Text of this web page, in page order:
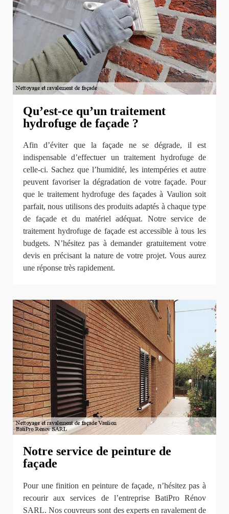
Qu’est-ce qu’un traitement
hydrofuge de façade ?
Afin d’éviter que la façade ne se dégrade, il est
indispensable d’effectuer un traitement hydrofuge de
celle-ci. Sachez que l’humidité, les intempéries et autre
peuvent favoriser la dégradation de votre façade. Pour
que le traitement hydrofuge des façades à Vaulion soit
parfait, nous utilisons des produits adaptés à chaque type
de façade et du matériel adéquat. Notre service de
traitement hydrofuge de façade est accessible à tous les
budgets. N’hésitez pas à demander gratuitement votre
devis en précisant la nature de votre projet. Vous aurez
une réponse très rapidement.
Notre service de peinture de
façade
Pour une finition en peinture de façade, n’hésitez pas à
recourir aux services de l’entreprise BatiPro Rénov
SARL. Nos couvreurs sont des experts en ravalement de